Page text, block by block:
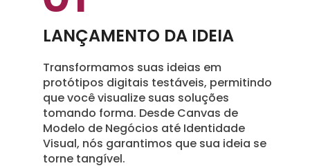
LANÇAMENTO DA IDEIA
Transformamos suas ideias em
protótipos digitais testáveis, permitindo
que você visualize suas soluções
tomando forma. Desde Canvas de
Modelo de Negócios até Identidade
Visual, nós garantimos que sua ideia se
torne tangível.